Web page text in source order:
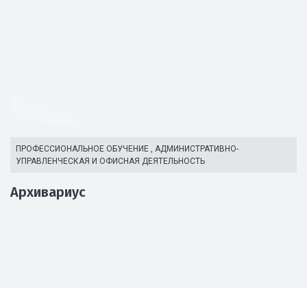
ПРОФЕССИОНАЛЬНОЕ ОБУЧЕНИЕ , АДМИНИСТРАТИВНО-
УПРАВЛЕНЧЕСКАЯ И ОФИСНАЯ ДЕЯТЕЛЬНОСТЬ
Архивариус